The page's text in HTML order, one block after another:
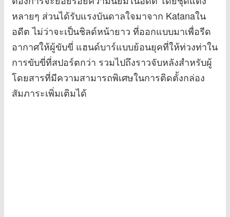
หลายๆ ส่วนได้รับแรงบันดาลใจมาจาก Katanaใน
อดีต ไม่ว่าจะเป็นชิลด์หน้ายาว ที่ออกแบบมาเพื่อรีด
อากาศให้ผู้ขับขี่ แฮนด์บาร์แบบย้อนยุคที่ให้ท่วงท่าใน
การขับขี่ที่สปอร์ตกว่า รวมไปถึงราวจับหลังสำหรับผู้
โดยสารที่มีความสามารถพิเศษในการติดตั้งกล่อง
สัมภาระเพิ่มเติมได้